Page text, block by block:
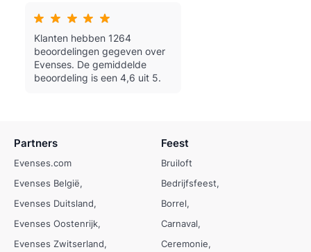
Klanten hebben 1264
beoordelingen gegeven over
Evenses. De gemiddelde
beoordeling is een 4,6 uit 5.
Partners
Evenses.com
Evenses België
Evenses Duitsland
Evenses Oostenrijk
Evenses Zwitserland
Feest
Bruiloft
Bedrijfsfeest
Borrel
Carnaval
Ceremonie